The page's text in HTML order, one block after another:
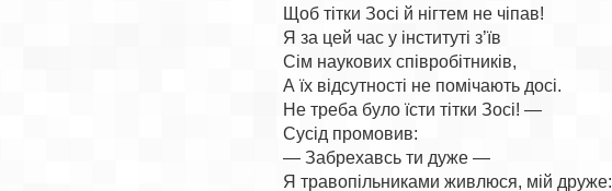
Щоб тітки Зосі й нігтем не чіпав!
Я за цей час у інституті з’їв
Сім наукових співробітників,
А їх відсутності не помічають досі.
Не треба було їсти тітки Зосі! —
Сусід промовив:
— Забрехавсь ти дуже —
Я травопільниками живлюся, мій друже: